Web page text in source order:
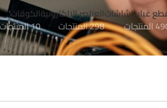
غيار الشاشاتالعناصر الالكترونية
298 المنتجات
الكوقات
10 المنتجات